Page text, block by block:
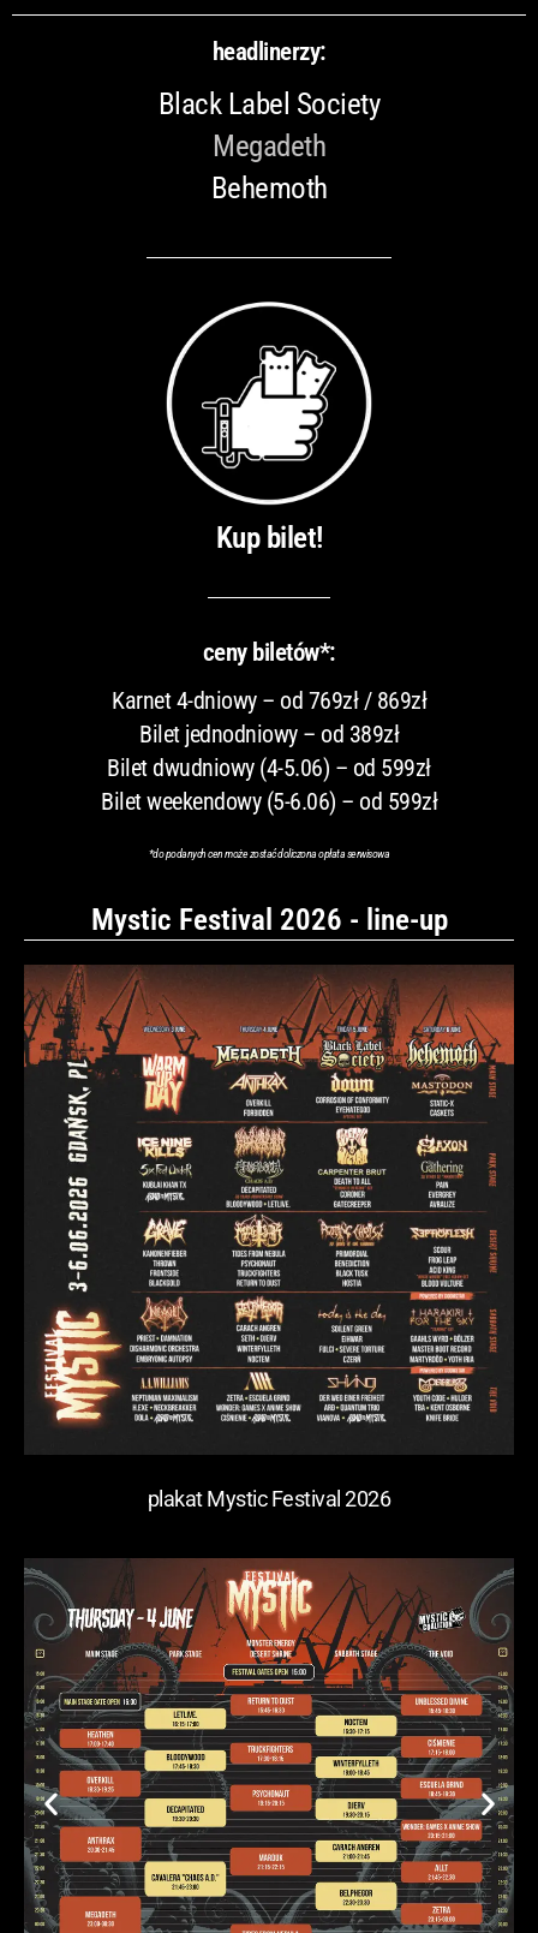
headlinerzy:
Black Label Society
Megadeth
Behemoth
Kup bilet!
ceny biletów*:
Karnet 4-dniowy – od 769zł / 869zł
Bilet jednodniowy – od 389zł
Bilet dwudniowy (4-5.06) – od 599zł
Bilet weekendowy (5-6.06) – od 599zł
*do podanych cen może zostać doliczona opłata serwisowa
Mystic Festival 2026 - line-up
plakat Mystic Festival 2026